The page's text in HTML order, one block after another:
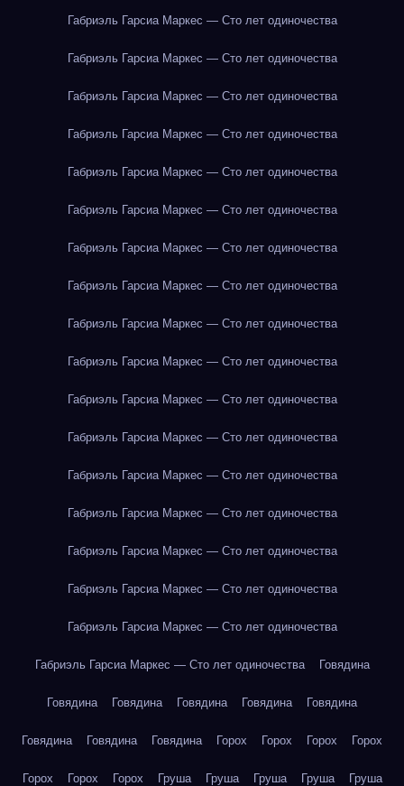
Габриэль Гарсиа Маркес — Сто лет одиночества
Габриэль Гарсиа Маркес — Сто лет одиночества
Габриэль Гарсиа Маркес — Сто лет одиночества
Габриэль Гарсиа Маркес — Сто лет одиночества
Габриэль Гарсиа Маркес — Сто лет одиночества
Габриэль Гарсиа Маркес — Сто лет одиночества
Габриэль Гарсиа Маркес — Сто лет одиночества
Габриэль Гарсиа Маркес — Сто лет одиночества
Габриэль Гарсиа Маркес — Сто лет одиночества
Габриэль Гарсиа Маркес — Сто лет одиночества
Габриэль Гарсиа Маркес — Сто лет одиночества
Габриэль Гарсиа Маркес — Сто лет одиночества
Габриэль Гарсиа Маркес — Сто лет одиночества
Габриэль Гарсиа Маркес — Сто лет одиночества
Габриэль Гарсиа Маркес — Сто лет одиночества
Габриэль Гарсиа Маркес — Сто лет одиночества
Габриэль Гарсиа Маркес — Сто лет одиночества
Габриэль Гарсиа Маркес — Сто лет одиночества Говядина
Говядина Говядина Говядина Говядина Говядина
Говядина Говядина Говядина Горох Горох Горох Горох
Горох Горох Горох Груша Груша Груша Груша Груша